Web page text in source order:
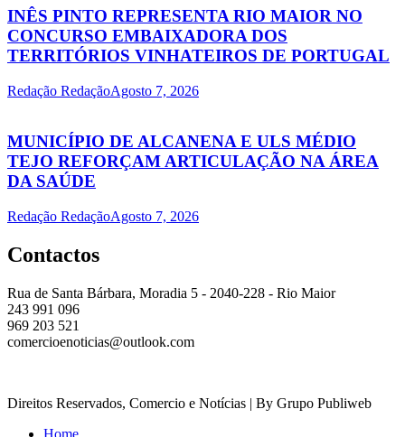
INÊS PINTO REPRESENTA RIO MAIOR NO
CONCURSO EMBAIXADORA DOS
TERRITÓRIOS VINHATEIROS DE PORTUGAL
Redação RedaçãoAgosto 7, 2026
MUNICÍPIO DE ALCANENA E ULS MÉDIO
TEJO REFORÇAM ARTICULAÇÃO NA ÁREA
DA SAÚDE
Redação RedaçãoAgosto 7, 2026
Contactos
Rua de Santa Bárbara, Moradia 5 - 2040-228 - Rio Maior
243 991 096
969 203 521
comercioenoticias@outlook.com
Direitos Reservados, Comercio e Notícias | By Grupo Publiweb
Home